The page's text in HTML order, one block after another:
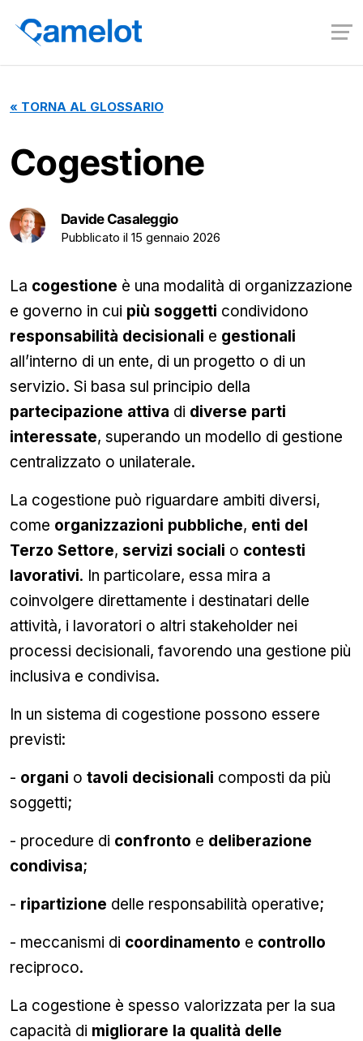
« TORNA AL GLOSSARIO
Cogestione
Davide Casaleggio
Pubblicato il 15 gennaio 2026
La cogestione è una modalità di organizzazione
e governo in cui più soggetti condividono
responsabilità decisionali e gestionali
all’interno di un ente, di un progetto o di un
servizio. Si basa sul principio della
partecipazione attiva di diverse parti
interessate, superando un modello di gestione
centralizzato o unilaterale.
La cogestione può riguardare ambiti diversi,
come organizzazioni pubbliche, enti del
Terzo Settore, servizi sociali o contesti
lavorativi. In particolare, essa mira a
coinvolgere direttamente i destinatari delle
attività, i lavoratori o altri stakeholder nei
processi decisionali, favorendo una gestione più
inclusiva e condivisa.
In un sistema di cogestione possono essere
previsti:
- organi o tavoli decisionali composti da più
soggetti;
- procedure di confronto e deliberazione
condivisa;
- ripartizione delle responsabilità operative;
- meccanismi di coordinamento e controllo
reciproco.
La cogestione è spesso valorizzata per la sua
capacità di migliorare la qualità delle